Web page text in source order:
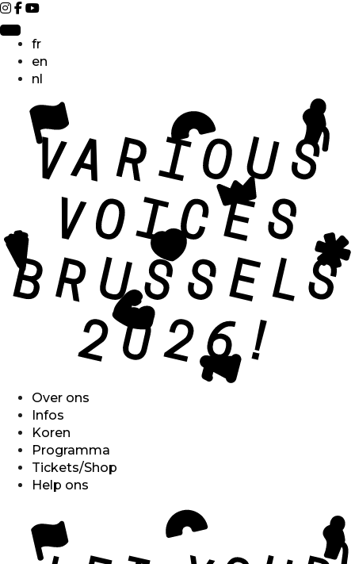
fr
en
nl
Over ons
Infos
Koren
Programma
Tickets/Shop
Help ons